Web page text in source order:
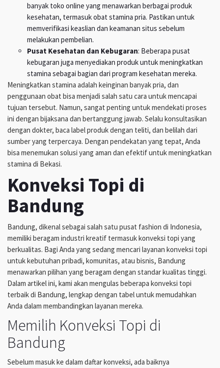
banyak toko online yang menawarkan berbagai produk
kesehatan, termasuk obat stamina pria. Pastikan untuk
memverifikasi keaslian dan keamanan situs sebelum
melakukan pembelian.
Pusat Kesehatan dan Kebugaran: Beberapa pusat
kebugaran juga menyediakan produk untuk meningkatkan
stamina sebagai bagian dari program kesehatan mereka.
Meningkatkan stamina adalah keinginan banyak pria, dan
penggunaan obat bisa menjadi salah satu cara untuk mencapai
tujuan tersebut. Namun, sangat penting untuk mendekati proses
ini dengan bijaksana dan bertanggung jawab. Selalu konsultasikan
dengan dokter, baca label produk dengan teliti, dan belilah dari
sumber yang terpercaya. Dengan pendekatan yang tepat, Anda
bisa menemukan solusi yang aman dan efektif untuk meningkatkan
stamina di Bekasi.
Konveksi Topi di
Bandung
Bandung, dikenal sebagai salah satu pusat fashion di Indonesia,
memiliki beragam industri kreatif termasuk konveksi topi yang
berkualitas. Bagi Anda yang sedang mencari layanan konveksi topi
untuk kebutuhan pribadi, komunitas, atau bisnis, Bandung
menawarkan pilihan yang beragam dengan standar kualitas tinggi.
Dalam artikel ini, kami akan mengulas beberapa konveksi topi
terbaik di Bandung, lengkap dengan tabel untuk memudahkan
Anda dalam membandingkan layanan mereka.
Memilih Konveksi Topi di
Bandung
Sebelum masuk ke dalam daftar konveksi, ada baiknya